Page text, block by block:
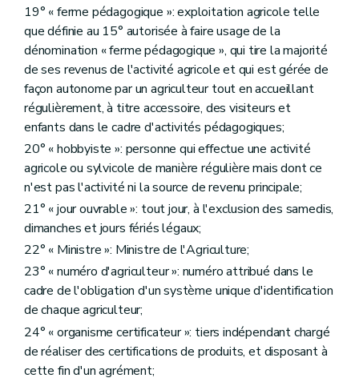
Art. D301
Art. D302
Art. D303
Art. D304
Art. D305
Art. D306
Sous-section 6 Des voies de recours
Art. D307
Art. D308
Sous-section 7 Des formalités finales
Art. D309
Art. D310
Art. D311
Art. D312
Art. D313
Art. D314
Sous-section 8 De l'aménagement transitoire
Art. D316
Art. D317
Art. D319
Art. D320
Art. D321
19° « ferme pédagogique »: exploitation agricole telle
que définie au 15° autorisée à faire usage de la
dénomination « ferme pédagogique », qui tire la majorité
de ses revenus de l'activité agricole et qui est gérée de
façon autonome par un agriculteur tout en accueillant
régulièrement, à titre accessoire, des visiteurs et
enfants dans le cadre d'activités pédagogiques;
20° « hobbyiste »: personne qui effectue une activité
agricole ou sylvicole de manière régulière mais dont ce
n'est pas l'activité ni la source de revenu principale;
21° « jour ouvrable »: tout jour, à l'exclusion des samedis,
dimanches et jours fériés légaux;
22° « Ministre »: Ministre de l'Agriculture;
23° « numéro d'agriculteur »: numéro attribué dans le
cadre de l'obligation d'un système unique d'identification
de chaque agriculteur;
24° « organisme certificateur »: tiers indépendant chargé
de réaliser des certifications de produits, et disposant à
cette fin d'un agrément;